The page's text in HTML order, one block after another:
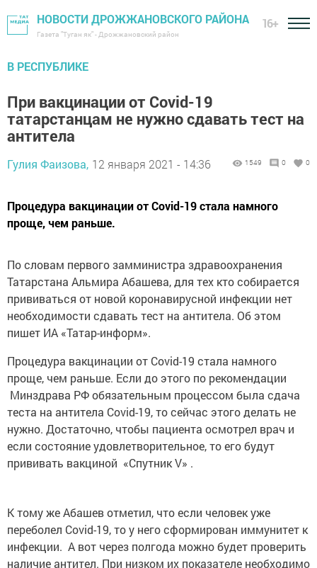
НОВОСТИ ДРОЖЖАНОВСКОГО РАЙОНА
Газета "Туган як" - Дрожжановский район
16+
В РЕСПУБЛИКЕ
При вакцинации от Covid-19
татарстанцам не нужно сдавать тест на
антитела
Гулия Фаизова, 12 января 2021 - 14:36 1549 0 0
Процедура вакцинации от Covid-19 стала намного
проще, чем раньше.
По словам первого замминистра здравоохранения
Татарстана Альмира Абашева, для тех кто собирается
прививаться от новой коронавирусной инфекции нет
необходимости сдавать тест на антитела. Об этом
пишет ИА «Татар-информ».
Процедура вакцинации от Covid-19 стала намного
проще, чем раньше. Если до этого по рекомендации
Минздрава РФ обязательным процессом была сдача
теста на антитела Covid-19, то сейчас этого делать не
нужно. Достаточно, чтобы пациента осмотрел врач и
если состояние удовлетворительное, то его будут
прививать вакциной «Спутник V» .
К тому же Абашев отметил, что если человек уже
переболел Covid-19, то у него сформирован иммунитет к
инфекции. А вот через полгода можно будет проверить
наличие антител. При низком их показателе необходимо